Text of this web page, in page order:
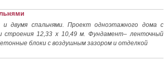
двумя спальнями. Проект одноэтажного дома с
строения 12,33 х 10,49 м. Фундамент– ленточный
блоки с воздушным зазором и отделкой